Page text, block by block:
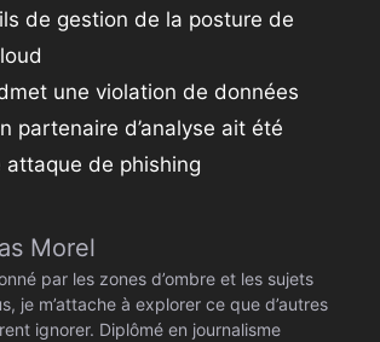
de gestion de la posture de
une violation de données
partenaire d’analyse ait été
attaque de phishing
Morel
par les zones d’ombre et les sujets
je m’attache à explorer ce que d’autres
ignorer. Diplômé en journalisme